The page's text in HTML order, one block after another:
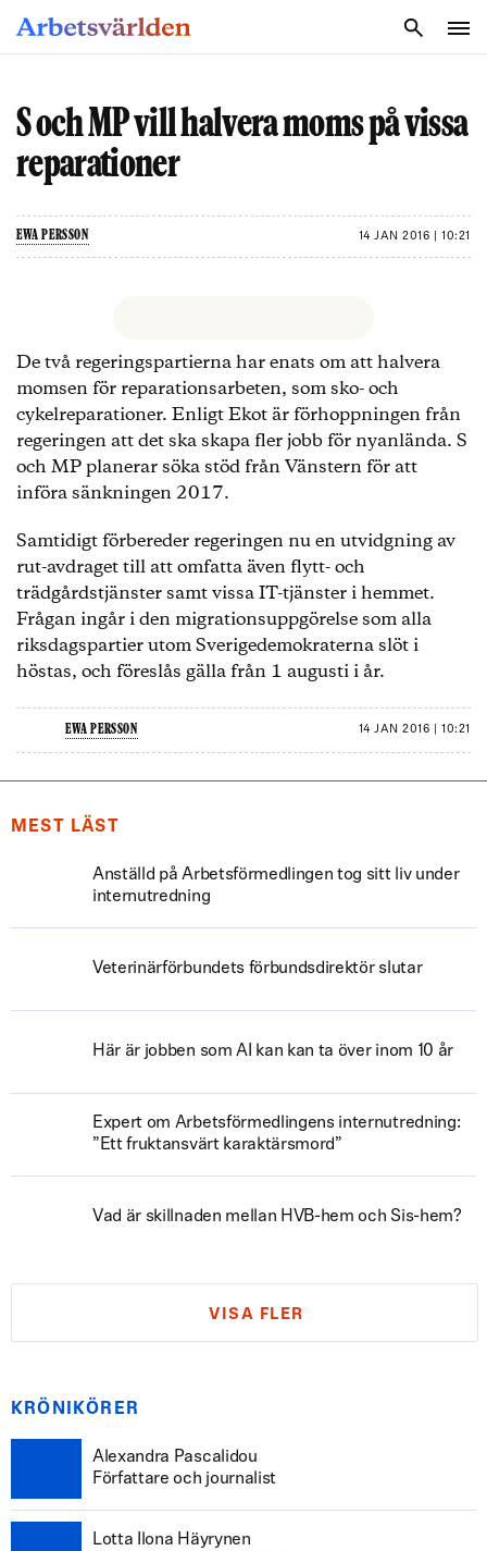
S och MP vill halvera moms på vissa
reparationer
EWA PERSSON 14 JAN 2016 | 10:21
De två regeringspartierna har enats om att halvera
momsen för reparationsarbeten, som sko- och
cykelreparationer. Enligt Ekot är förhoppningen från
regeringen att det ska skapa fler jobb för nyanlända. S
och MP planerar söka stöd från Vänstern för att
införa sänkningen 2017.
Samtidigt förbereder regeringen nu en utvidgning av
rut-avdraget till att omfatta även flytt- och
trädgårdstjänster samt vissa IT-tjänster i hemmet.
Frågan ingår i den migrationsuppgörelse som alla
riksdagspartier utom Sverigedemokraterna slöt i
höstas, och föreslås gälla från 1 augusti i år.
EWA PERSSON 14 JAN 2016 | 10:21
MEST LÄST
Anställd på Arbetsförmedlingen tog sitt liv under
internutredning
Veterinärförbundets förbundsdirektör slutar
Här är jobben som AI kan kan ta över inom 10 år
Expert om Arbetsförmedlingens internutredning:
”Ett fruktansvärt karaktärsmord”
Vad är skillnaden mellan HVB-hem och Sis-hem?
VISA FLER
KRÖNIKÖRER
Alexandra Pascalidou
Författare och journalist
Lotta Ilona Häyrynen